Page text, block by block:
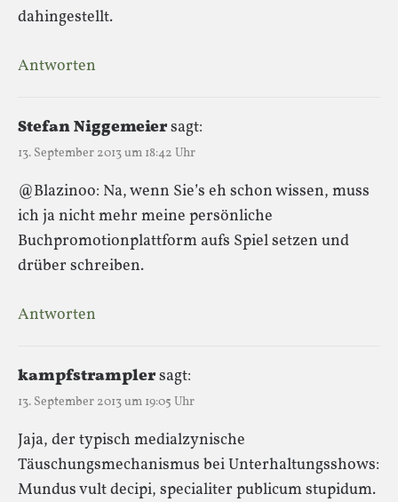
dahingestellt.
Antworten
Stefan Niggemeiersagt:
13. September 2013 um 18:42 Uhr
@Blazinoo: Na, wenn Sie’s eh schon wissen, muss
ich ja nicht mehr meine persönliche
Buchpromotionplattform aufs Spiel setzen und
drüber schreiben.
Antworten
kampfstramplersagt:
13. September 2013 um 19:05 Uhr
Jaja, der typisch medialzynische
Täuschungsmechanismus bei Unterhaltungsshows:
Mundus vult decipi, specialiter publicum stupidum.